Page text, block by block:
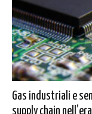
Gas industriali e
supply chain